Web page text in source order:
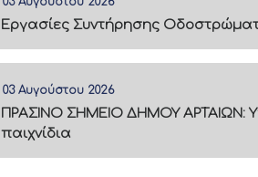
Εργασίες Συντήρησης
03 Αυγούστου 2026
ΠΡΑΣΙΝΟ ΣΗΜΕΙΟ ΔΗΜΟΥ ΑΡΤΑΙΩΝ:
παιχνίδια